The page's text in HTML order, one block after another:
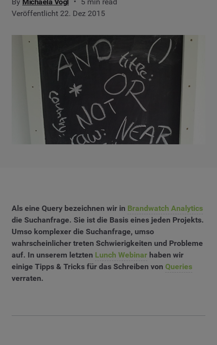
Veröffentlicht 22. Dez 2015
Als eine Query bezeichnen wir in Brandwatch Analytics
die Suchanfrage. Sie ist die Basis eines jeden Projekts.
Umso komplexer die Suchanfrage, umso
wahrscheinlicher treten Schwierigkeiten und Probleme
auf. In unserem letzten Lunch Webinar haben wir
einige Tipps & Tricks für das Schreiben von Queries
verraten.